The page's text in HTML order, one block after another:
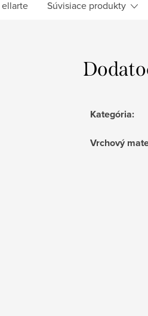
ellarte Súvisiace produkty
Kategória:
Vrchový